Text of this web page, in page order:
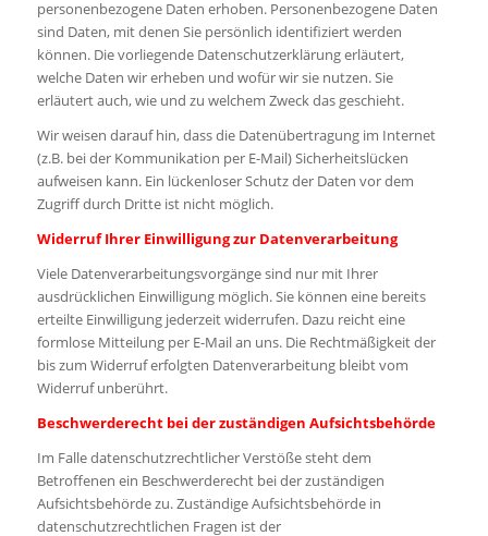
personenbezogene Daten erhoben. Personenbezogene Daten
sind Daten, mit denen Sie persönlich identifiziert werden
können. Die vorliegende Datenschutzerklärung erläutert,
welche Daten wir erheben und wofür wir sie nutzen. Sie
erläutert auch, wie und zu welchem Zweck das geschieht.
Wir weisen darauf hin, dass die Datenübertragung im Internet
(z.B. bei der Kommunikation per E-Mail) Sicherheitslücken
aufweisen kann. Ein lückenloser Schutz der Daten vor dem
Zugriff durch Dritte ist nicht möglich.
Widerruf Ihrer Einwilligung zur Datenverarbeitung
Viele Datenverarbeitungsvorgänge sind nur mit Ihrer
ausdrücklichen Einwilligung möglich. Sie können eine bereits
erteilte Einwilligung jederzeit widerrufen. Dazu reicht eine
formlose Mitteilung per E-Mail an uns. Die Rechtmäßigkeit der
bis zum Widerruf erfolgten Datenverarbeitung bleibt vom
Widerruf unberührt.
Beschwerderecht bei der zuständigen Aufsichtsbehörde
Im Falle datenschutzrechtlicher Verstöße steht dem
Betroffenen ein Beschwerderecht bei der zuständigen
Aufsichtsbehörde zu. Zuständige Aufsichtsbehörde in
datenschutzrechtlichen Fragen ist der